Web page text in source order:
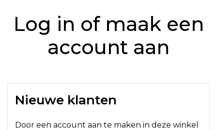
Log in of maak een
account aan
Nieuwe klanten
Door een account aan te maken in deze winkel